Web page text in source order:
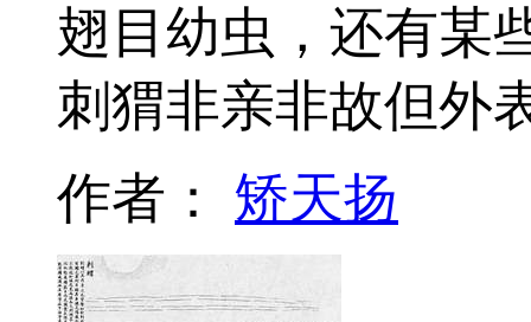
翅目幼虫，还有
刺猬非亲非故但
作者： 矫天扬